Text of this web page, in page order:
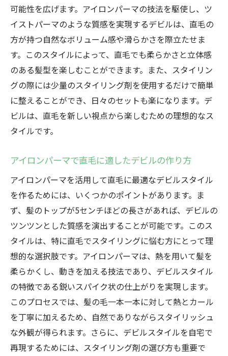
可能性を広げます。アイロンパーマの技法を駆使し、ツ
イストパーマのような質感を実現するデビルは、直毛の
方が持つ自然なボリューム感や滑らかさを際立たせま
す。このスタイルによって、直毛でも柔らかさと立体感
のある髪型を楽しむことができます。また、スタイリン
グの際には少量のスタイリング剤を使用するだけで簡単
に整えることができ、日々のセットも楽になります。デ
ビルは、直毛を新しい視点から楽しむための理想的なス
タイルです。
アイロンパーマで直毛に適したデビルの作り方
アイロンパーマを活用して直毛に最適なデビルスタイル
を作るためには、いくつかのポイントがあります。ま
ず、髪のトップが5センチほどの長さがあれば、デビルの
ツンツンとした質感を演出することが可能です。このス
タイルは、特に直毛でスタイリングに悩む方にとって理
想的な選択肢です。アイロンパーマは、熱を用いて髪を
柔らかくし、動きを加える技法であり、デビルスタイル
の特徴である鋭いスパイク状の仕上がりを実現します。
このプロセスでは、髪の毛一本一本に対して熱とカール
を丁寧に加えるため、自然でありながらスタイリッシュ
な外観が得られます。さらに、デビルスタイルを自宅で
再現するためには、スタイリング剤の選び方も重要で